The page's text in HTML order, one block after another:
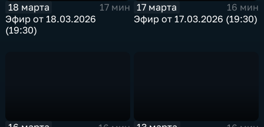
18 марта
17 мин
Эфир от 18.03.2026
(19:30)
17 марта
16 мин
Эфир от 17.03.2026 (19:30)